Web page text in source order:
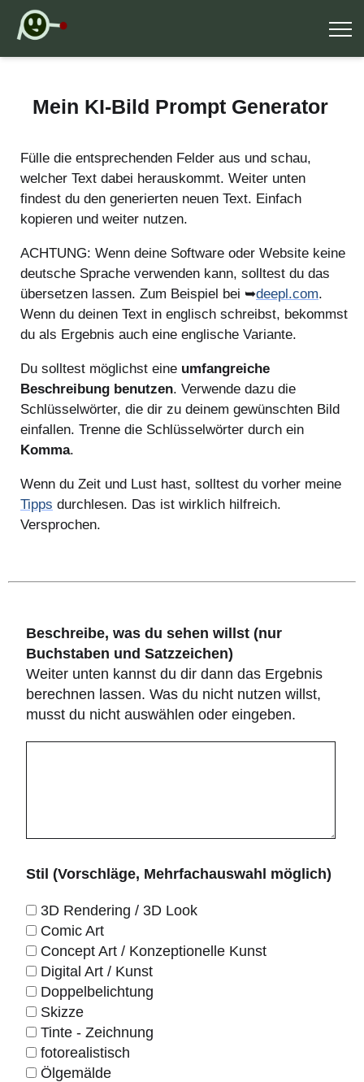
Mein KI-Bild Prompt Generator
Fülle die entsprechenden Felder aus und schau,
welcher Text dabei herauskommt. Weiter unten
findest du den generierten neuen Text. Einfach
kopieren und weiter nutzen.
ACHTUNG: Wenn deine Software oder Website keine
deutsche Sprache verwenden kann, solltest du das
übersetzen lassen. Zum Beispiel bei ➥deepl.com.
Wenn du deinen Text in englisch schreibst, bekommst
du als Ergebnis auch eine englische Variante.
Du solltest möglichst eine umfangreiche
Beschreibung benutzen. Verwende dazu die
Schlüsselwörter, die dir zu deinem gewünschten Bild
einfallen. Trenne die Schlüsselwörter durch ein
Komma.
Wenn du Zeit und Lust hast, solltest du vorher meine
Tipps durchlesen. Das ist wirklich hilfreich.
Versprochen.
Beschreibe, was du sehen willst (nur
Buchstaben und Satzzeichen)
Weiter unten kannst du dir dann das Ergebnis
berechnen lassen. Was du nicht nutzen willst,
musst du nicht auswählen oder eingeben.
Stil (Vorschläge, Mehrfachauswahl möglich)
3D Rendering / 3D Look
Comic Art
Concept Art / Konzeptionelle Kunst
Digital Art / Kunst
Doppelbelichtung
Skizze
Tinte - Zeichnung
fotorealistisch
Ölgemälde